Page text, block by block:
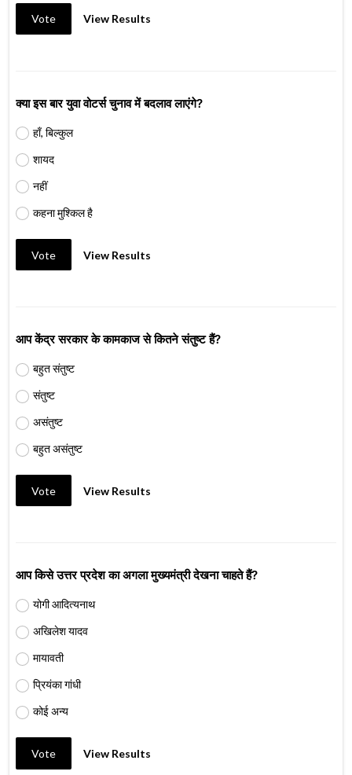
Vote View Results
क्या इस बार युवा वोटर्स चुनाव में बदलाव लाएंगे?
हाँ, बिल्कुल
शायद
नहीं
कहना मुश्किल है
Vote View Results
आप केंद्र सरकार के कामकाज से कितने संतुष्ट हैं?
बहुत संतुष्ट
संतुष्ट
असंतुष्ट
बहुत असंतुष्ट
Vote View Results
आप किसे उत्तर प्रदेश का अगला मुख्यमंत्री देखना चाहते हैं?
योगी आदित्यनाथ
अखिलेश यादव
मायावती
प्रियंका गांधी
कोई अन्य
Vote View Results